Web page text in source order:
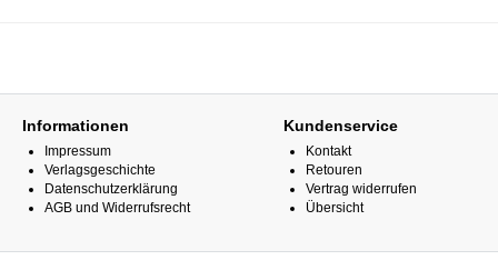
Informationen
Impressum
Verlagsgeschichte
Datenschutzerklärung
AGB und Widerrufsrecht
Kundenservice
Kontakt
Retouren
Vertrag widerrufen
Übersicht